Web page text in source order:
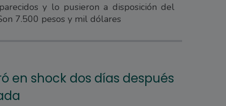
y lo pusieron a disposición del
7.500 pesos y mil dólares
en shock dos días después